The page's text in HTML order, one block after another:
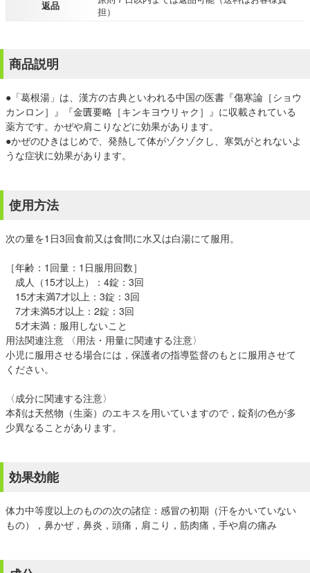
返品
担）
商品説明
●「葛根湯」は、漢方の古典といわれる中国の医書『傷寒論［ショウ
カンロン］』『金匱要略［キンキヨウリャク］』に収載されている
薬方です。かぜや肩こりなどに効果があります。
●かぜのひきはじめで、発熱して体がゾクゾクし、寒気がとれないよ
うな症状に効果があります。
使用方法
次の量を1日3回食前又は食間に水又は白湯にて服用。
［年齢：1回量：1日服用回数］
成人（15才以上）：4錠：3回
15才未満7才以上：3錠：3回
7才未満5才以上：2錠：3回
5才未満：服用しないこと
用法関連注意 〈用法・用量に関連する注意〉
小児に服用させる場合には，保護者の指導監督のもとに服用させて
ください。
〈成分に関連する注意〉
本剤は天然物（生薬）のエキスを用いていますので，錠剤の色が多
少異なることがあります。
効果効能
体力中等度以上のものの次の諸症：感冒の初期（汗をかいていない
もの），鼻かぜ，鼻炎，頭痛，肩こり，筋肉痛，手や肩の痛み